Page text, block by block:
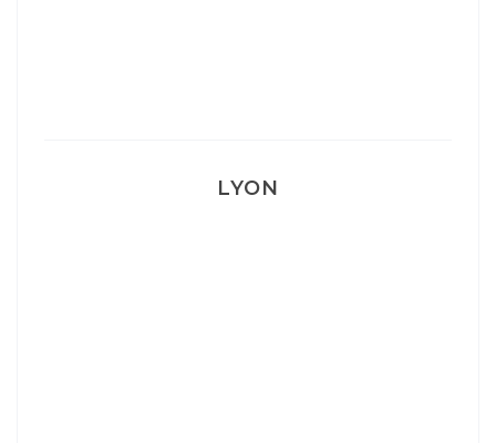
LYON